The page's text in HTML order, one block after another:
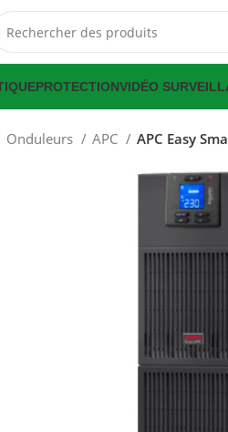
PROTECTIONVIDÉO
Onduleurs APC APC Easy